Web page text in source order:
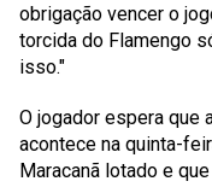
obrigação vencer o
torcida do Flamengo
isso."
O jogador espera que
acontece na quinta-
Maracanã lotado e